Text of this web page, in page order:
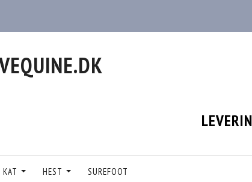
KAT HEST SUREFOOT